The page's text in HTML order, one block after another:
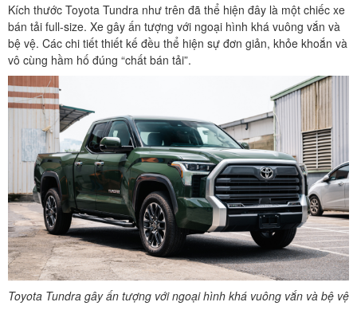
Kích thước Toyota Tundra như trên đã thể hiện đây là một chiếc xe
bán tải full-size. Xe gây ấn tượng với ngoại hình khá vuông vắn và
bệ vệ. Các chi tiết thiết kế đều thể hiện sự đơn giản, khỏe khoắn và
vô cùng hầm hố đúng “chất bán tải”.
Toyota Tundra gây ấn tượng với ngoại hình khá vuông vắn và bệ vệ